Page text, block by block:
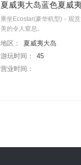
夏威夷大岛蓝色夏威
乘坐Ecostar(豪华机型)－观
美的令人窒息。
地区：
夏威夷大岛
游玩时间：
45
营业时间：